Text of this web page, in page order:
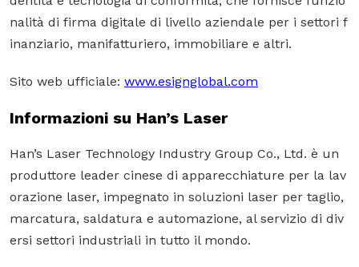
nalità di firma digitale di livello aziendale per i settori f
inanziario, manifatturiero, immobiliare e altri.
Sito web ufficiale: www.esignglobal.com
Informazioni su Han’s Laser
Han’s Laser Technology Industry Group Co., Ltd. è un
produttore leader cinese di apparecchiature per la lav
orazione laser, impegnato in soluzioni laser per taglio,
marcatura, saldatura e automazione, al servizio di div
ersi settori industriali in tutto il mondo.